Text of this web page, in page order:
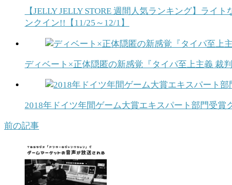
【JELLY JELLY STORE 週間人気ランキング】ラ
ンクイン!!【11/25～12/1】
ディベート×正体隠匿の新感覚『タイパ至上主義 裁
2018年ドイツ年間ゲーム大賞エキスパート部門受賞
前の記事